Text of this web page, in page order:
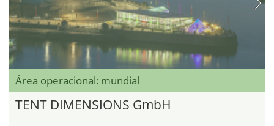
Área operacional: mundial
TENT DIMENSIONS GmbH